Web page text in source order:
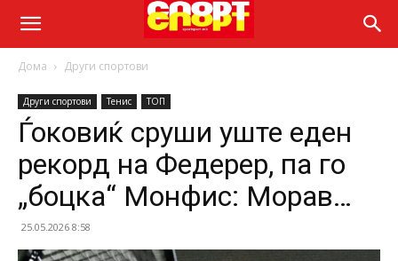
Дома Други спортови
Други спортови Тенис ТОП
Ѓоковиќ сруши уште еден
рекорд на Федерер, па го
„боцка“ Монфис: Морав…
25.05.2026 8:58